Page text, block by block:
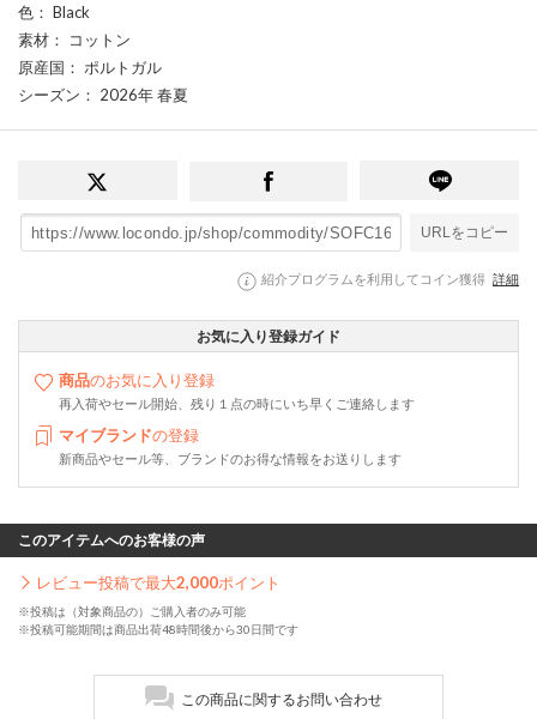
色 ： Black
素材 ： コットン
原産国 ： ポルトガル
シーズン ： 2026年 春夏
URLをコピー
紹介プログラムを利用してコイン獲得 詳細
お気に入り登録ガイド
商品のお気に入り登録
再入荷やセール開始、残り１点の時にいち早くご連絡します
マイブランドの登録
新商品やセール等、ブランドのお得な情報をお送りします
このアイテムへのお客様の声
レビュー投稿で最大2,000ポイント
※投稿は（対象商品の）ご購入者のみ可能
※投稿可能期間は商品出荷48時間後から30日間です
この商品に関するお問い合わせ